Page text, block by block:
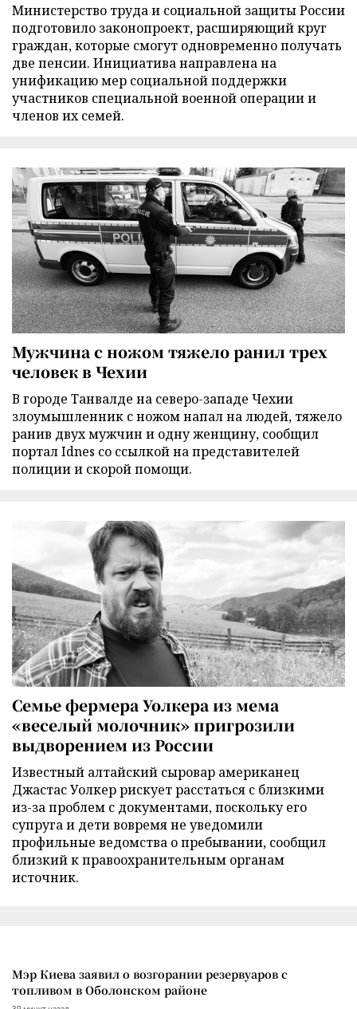
Министерство труда и социальной защиты России
подготовило законопроект, расширяющий круг
граждан, которые смогут одновременно получать
две пенсии. Инициатива направлена на
унификацию мер социальной поддержки
участников специальной военной операции и
членов их семей.
Мужчина с ножом тяжело ранил трех
человек в Чехии
В городе Танвалде на северо-западе Чехии
злоумышленник с ножом напал на людей, тяжело
ранив двух мужчин и одну женщину, сообщил
портал Idnes со ссылкой на представителей
полиции и скорой помощи.
Семье фермера Уолкера из мема
«веселый молочник» пригрозили
выдворением из России
Известный алтайский сыровар американец
Джастас Уолкер рискует расстаться с близкими
из-за проблем с документами, поскольку его
супруга и дети вовремя не уведомили
профильные ведомства о пребывании, сообщил
близкий к правоохранительным органам
источник.
Мэр Киева заявил о возгорании резервуаров с
топливом в Оболонском районе